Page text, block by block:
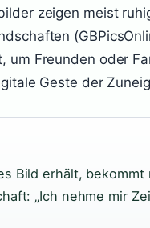
zeigen meist
um Freunden oder
Geste der
Bild erhält,
„Ich nehme mir